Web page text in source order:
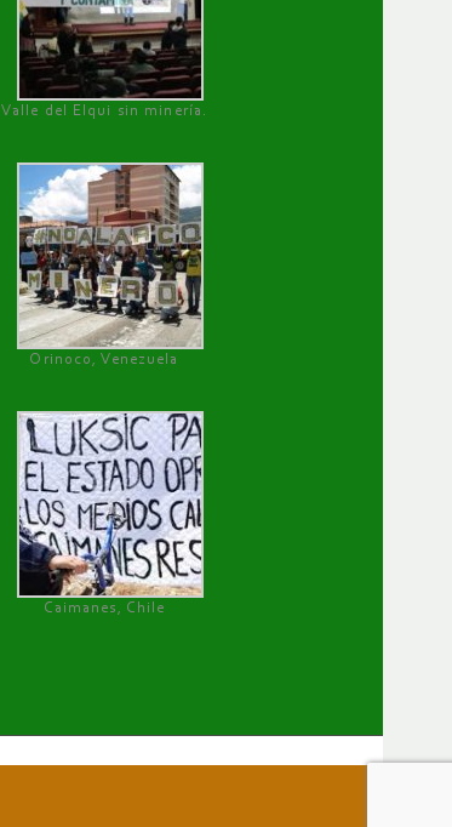
Valle del Elqui sin minería.
Orinoco, Venezuela
Caimanes, Chile